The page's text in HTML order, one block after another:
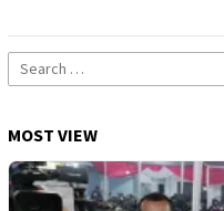
Search
for:
MOST VIEW